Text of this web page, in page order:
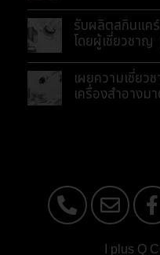
รับผลิตสกินแค
โดยผู้เชี่ยวชา
เผยความเชี่ยว
เครื่องสำอางม
I plus Q